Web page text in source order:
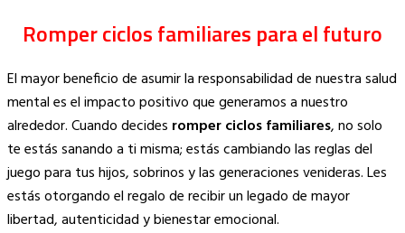
Romper ciclos familiares para el futuro
El mayor beneficio de asumir la responsabilidad de nuestra salud
mental es el impacto positivo que generamos a nuestro
alrededor. Cuando decides romper ciclos familiares, no solo
te estás sanando a ti misma; estás cambiando las reglas del
juego para tus hijos, sobrinos y las generaciones venideras. Les
estás otorgando el regalo de recibir un legado de mayor
libertad, autenticidad y bienestar emocional.